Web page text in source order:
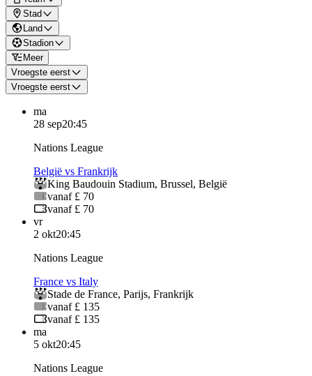
Stad
Land
Stadion
Meer
Vroegste eerst
Vroegste eerst
ma
28 sep20:45
Nations League
België vs Frankrijk
King Baudouin Stadium, Brussel, België
vanaf £ 70
vanaf £ 70
vr
2 okt20:45
Nations League
France vs Italy
Stade de France, Parijs, Frankrijk
vanaf £ 135
vanaf £ 135
ma
5 okt20:45
Nations League